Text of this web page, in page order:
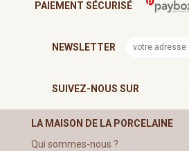
PAIEMENT SÉCURISÉ
NEWSLETTER
SUIVEZ-NOUS SUR
LA MAISON DE LA PORCELAINE
Qui sommes-nous ?